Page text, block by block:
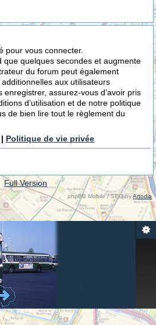
pour vous connecter.
que quelques secondes et augmente
du forum peut également
aux utilisateurs
enregistrer, assurez-vous d’avoir pris
d’utilisation et de notre politique
de bien lire tout le règlement du
| Politique de vie privée
Full Version
phpBB Mobile / SEO byArtodia .